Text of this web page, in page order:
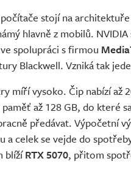
stojí na
hlavně z mobilů.
spolupráci s firmou
Blackwell. Vzniká tak
míří vysoko. Čip nabízí až
až 128 GB, do které
předávat. Výpočetní
a celek se vejde do
blížíRTX 5070, přitom